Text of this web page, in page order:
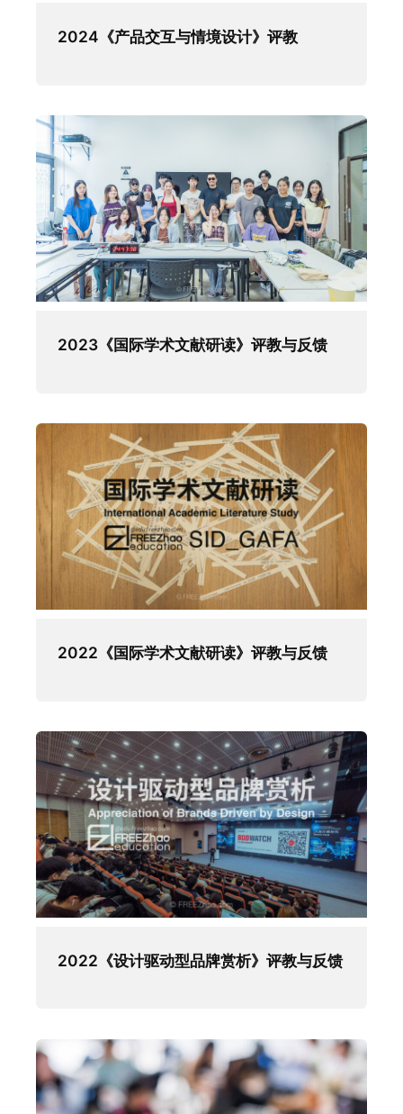
2024《产品交互与情境设计》评教
2023《国际学术文献研读》评教与反馈
2022《国际学术文献研读》评教与反馈
2022《设计驱动型品牌赏析》评教与反馈